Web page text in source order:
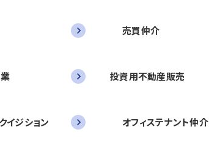
売買仲介
投資用不動産販売
イジション オフィステナント仲介